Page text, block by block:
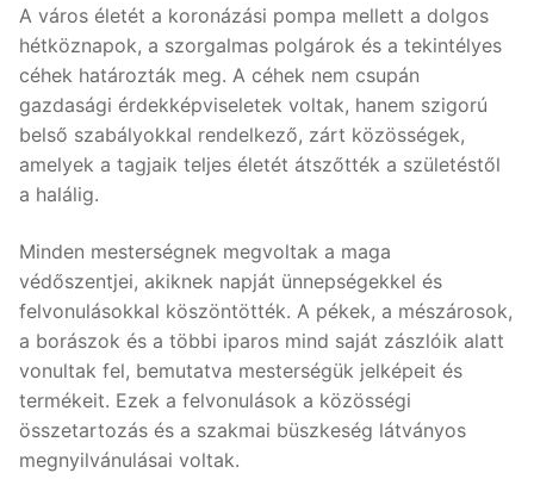
A város életét a koronázási pompa mellett a dolgos
hétköznapok, a szorgalmas polgárok és a tekintélyes
céhek határozták meg. A céhek nem csupán
gazdasági érdekképviseletek voltak, hanem szigorú
belső szabályokkal rendelkező, zárt közösségek,
amelyek a tagjaik teljes életét átszőtték a születéstől
a halálig.
Minden mesterségnek megvoltak a maga
védőszentjei, akiknek napját ünnepségekkel és
felvonulásokkal köszöntötték. A pékek, a mészárosok,
a borászok és a többi iparos mind saját zászlóik alatt
vonultak fel, bemutatva mesterségük jelképeit és
termékeit. Ezek a felvonulások a közösségi
összetartozás és a szakmai büszkeség látványos
megnyilvánulásai voltak.